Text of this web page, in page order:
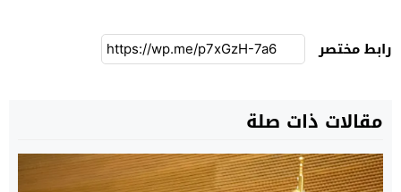
رابط مختصر
مقالات ذات صلة